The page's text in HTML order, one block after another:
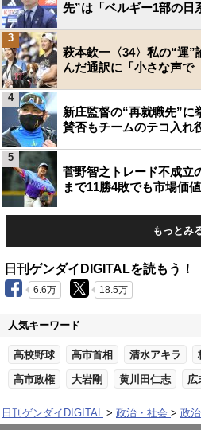
先”は「ベルギー1部の日
萩本欽一〈34〉私の“運
んだ通訳に「小さな声で
3
新庄監督の“再就職先”に
賛否もチームのテコ入れ
4
菅野智之トレード不成立
まで11勝4敗でも市場価
5
もっとみ
日刊ゲンダイDIGITALを読もう！
6.6万 18.5万
人気キーワード
高校野球 高市首相 清水アキラ
高市政権 大岩剛 黄川田仁志 広
日刊ゲンダイDIGITAL 政治・社会 政